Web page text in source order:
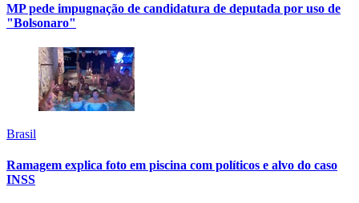
MP pede impugnação de candidatura de deputada por uso de
"Bolsonaro"
Brasil
Ramagem explica foto em piscina com políticos e alvo do caso
INSS